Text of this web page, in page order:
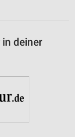
deiner